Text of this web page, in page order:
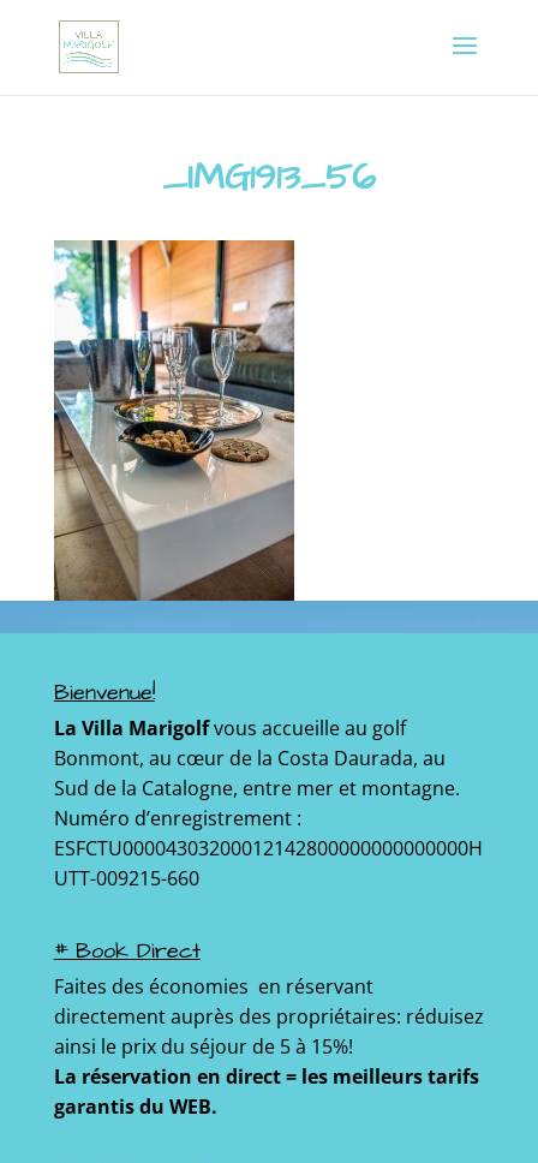
_IMG1913_56
Bienvenue!
La Villa Marigolfvous accueille au golf
Bonmont, au cœur de la Costa Daurada, au
Sud de la Catalogne, entre mer et montagne.
Numéro d’enregistrement :
ESFCTU00004303200012142800000000000000H
UTT-009215-660
# Book Direct
Faites des économies en réservant
directement auprès des propriétaires: réduisez
ainsi le prix du séjour de 5 à 15%!
La réservation en direct = les meilleurs tarifs
garantis du WEB.